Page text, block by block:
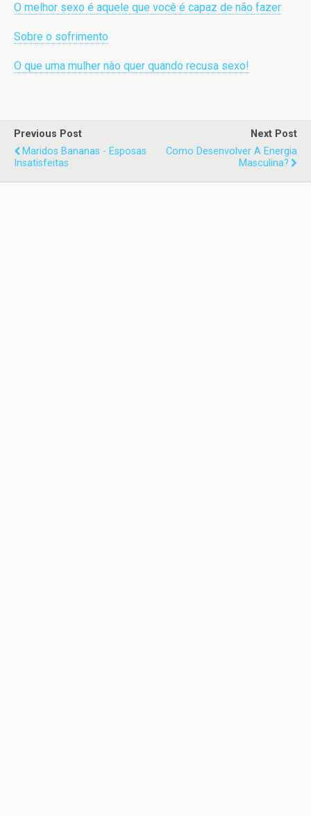
O melhor sexo é aquele que você é capaz de não fazer
Sobre o sofrimento
O que uma mulher nào quer quando recusa sexo!
Previous Post
Maridos Bananas - Esposas
Insatisfeitas
Next Post
Como Desenvolver A Energia
Masculina?